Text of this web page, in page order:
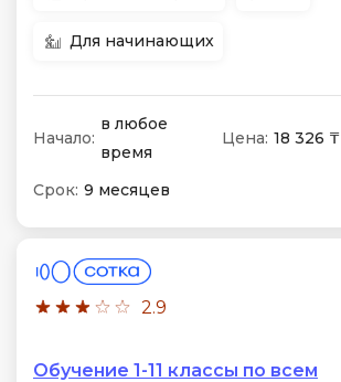
Для начинающих
Начало:
в любое
время
Цена: 18 326 ₸
Срок: 9 месяцев
2.9
Обучение 1-11 классы по всем